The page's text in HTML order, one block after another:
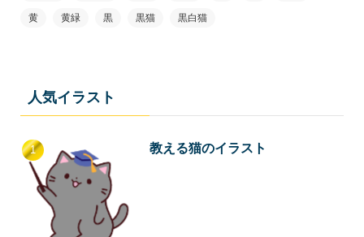
黄 黄緑 黒 黒猫 黒白猫
人気イラスト
教える猫のイラスト